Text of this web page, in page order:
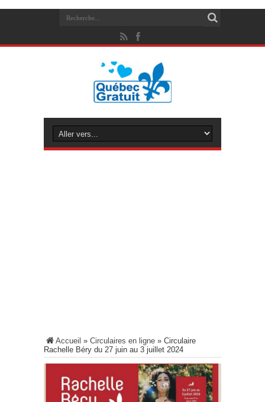
Accueil » Circulaires en ligne » Circulaire
Rachelle Béry du 27 juin au 3 juillet 2024